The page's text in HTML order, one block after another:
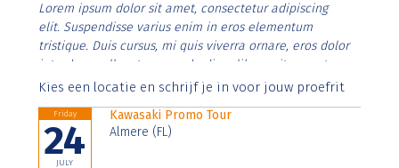
Lorem ipsum dolor sit amet, consectetur adipiscing
elit. Suspendisse varius enim in eros elementum
tristique. Duis cursus, mi quis viverra ornare, eros dolor
interdum nulla, ut commodo diam libero vitae erat.
Aenean faucibus nibh et justo cursus id rutrum lorem
Kies een locatie en schrijf je in voor jouw proefrit
Friday
24
JULY
Kawasaki Promo Tour
Almere (FL)